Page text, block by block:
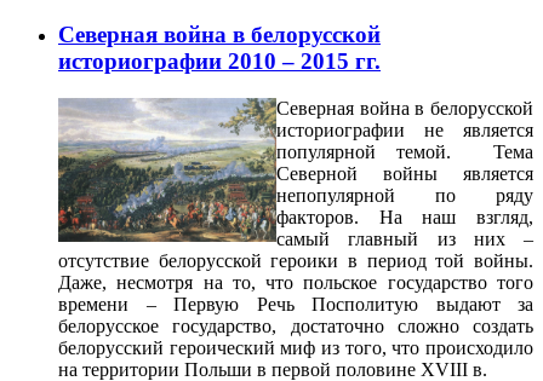
Северная война в белорусской
историографии 2010 – 2015 гг.
Северная война в белорусской
историографии не является
популярной темой. Тема
Северной войны является
непопулярной по ряду
факторов. На наш взгляд,
самый главный из них –
отсутствие белорусской героики в период той войны.
Даже, несмотря на то, что польское государство того
времени – Первую Речь Посполитую выдают за
белорусское государство, достаточно сложно создать
белорусский героический миф из того, что происходило
на территории Польши в первой половине XVIII в.